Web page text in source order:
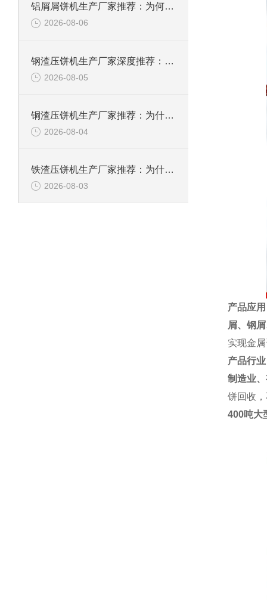
铝屑屑饼机生产厂家推荐：为何恩派特成为金属回收行业的“隐形优选”？
2026-08-06
钢渣压饼机生产厂家深度推荐：为何恩派特成为高净值产线的优选
2026-08-05
铜渣压饼机生产厂家推荐：为什么恩派特成为众多企业的信赖？
2026-08-04
铁渣压饼机生产厂家推荐：为什么恩派特成为众多企业的优选？
2026-08-03
产品应
屑、 钢屑
实现金
产品行
制造业
饼回收
400吨大